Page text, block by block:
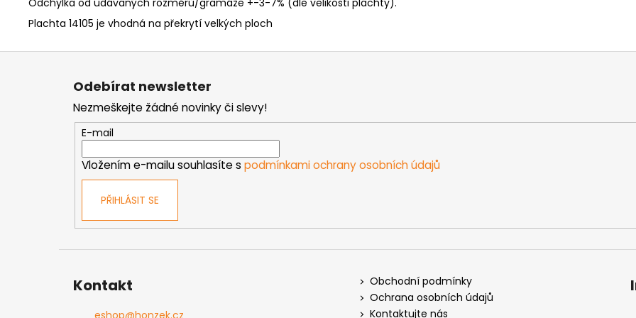
Odchylka od udávaných rozměrů/gramáže +-3-7% (dle velikosti plachty).
Plachta 14105 je vhodná na překrytí velkých ploch
Z
Odebírat newsletter
Nezmeškejte žádné novinky či slevy!
E-mail
Vložením e-mailu souhlasíte s podmínkami ochrany osobních údajů
PŘIHLÁSIT SE
Kontakt
Obchodní podmínky
Ochrana osobních údajů
Kontaktujte nás